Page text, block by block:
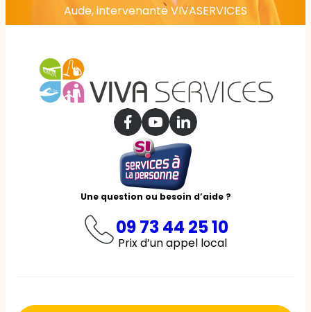
Aude, intervenante VIVASERVICES
Une question ou besoin d’aide ?
09 73 44 25 10
Prix d’un appel local